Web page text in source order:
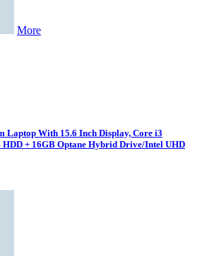
More
Laptop With 15.6 Inch Display, Core i3
+ 16GB Optane Hybrid Drive/Intel UHD